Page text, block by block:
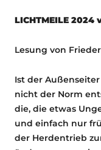
LICHTMEILE 2024
Lesung von
Ist der
nicht der Norm
die, die etwas
und einfach nur
der Herdentrieb